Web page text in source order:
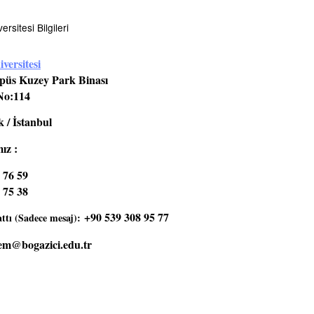
Bilgileri
Kuzey Park Binası
/ İstanbul
:
59
38
(Sadece mesaj): +90 539 308 95 77